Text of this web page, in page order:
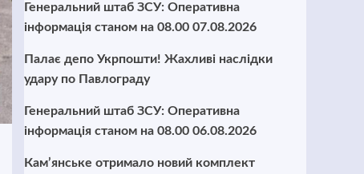
Генеральний штаб ЗСУ: Оперативна
інформація станом на 08.00 07.08.2026
Палає депо Укрпошти! Жахливі наслідки
удару по Павлограду
Генеральний штаб ЗСУ: Оперативна
інформація станом на 08.00 06.08.2026
Кам’янське отримало новий комплект